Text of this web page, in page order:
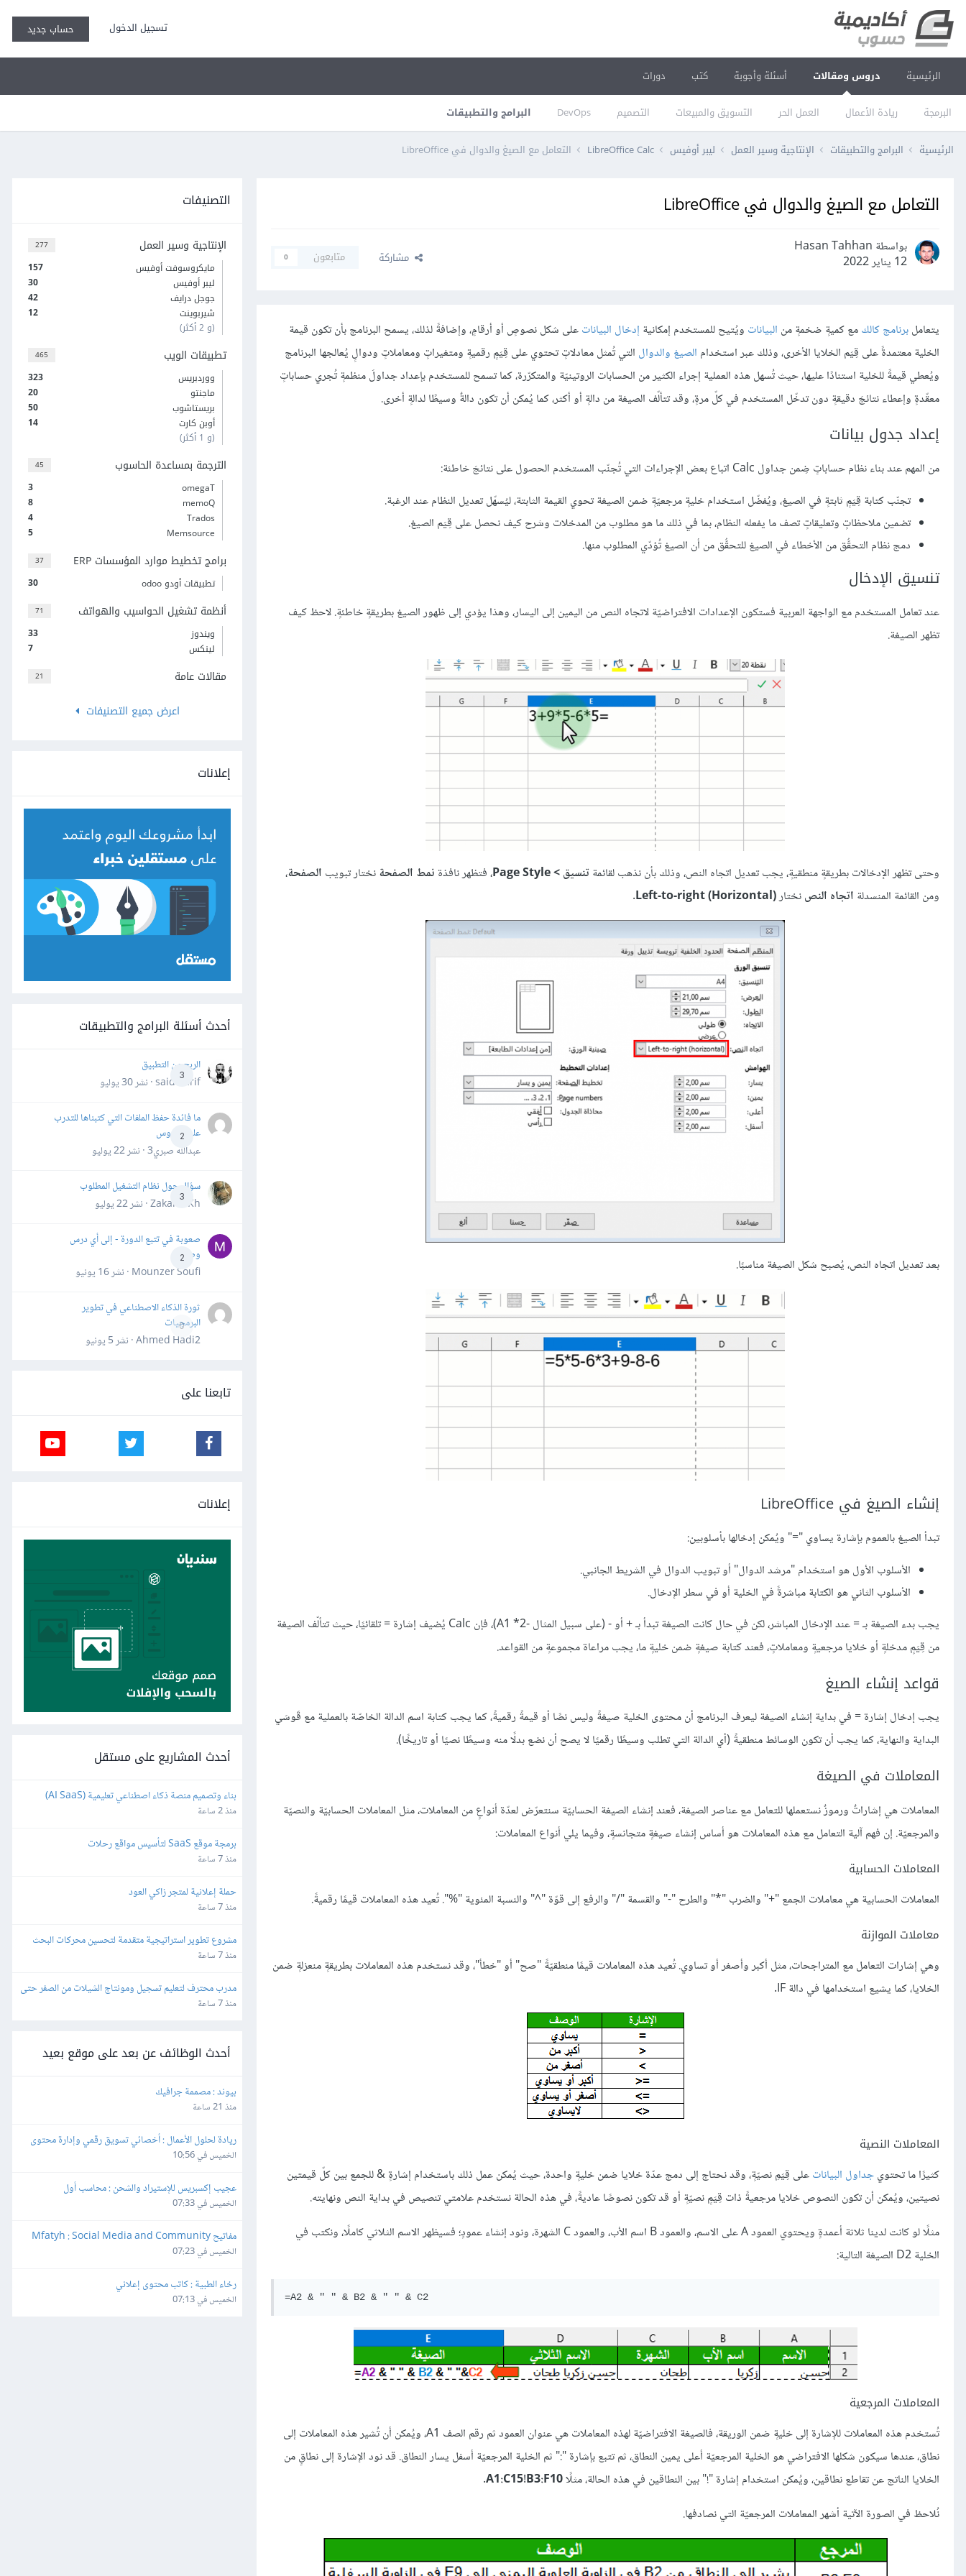
تسجيل الدخول حساب جديد
الرئيسية دروس ومقالات
البرمجة ريادة الأعمال العمل الحر التسويق والمبيعات التصميم DevOps البرامج والتطبيقات
أسئلة وأجوبة كتب دورات
الرئيسية البرامج والتطبيقات الإنتاجية وسير العمل ليبر أوفيس LibreOffice Calc التعامل مع الصيغ والدوال في LibreOffice
التعامل مع الصيغ والدوال في LibreOffice
بواسطة Hasan Tahhan
12 يناير 2022
مشاركة متابعون 0
يتعاملبرنامج كالكمع كميةٍ ضخمةٍ من البيانات ويُتيح للمستخدم إمكانية إدخال البياناتعلى شكل نصوصٍ أو أرقامٍ، وإضافةً لذلك، يسمح البرنامج بأن تكون قيمة
الخلية معتمدةً على قِيَم الخلايا الأخرى، وذلك عبر استخدام الصيغ والدوال التي تُمثل معادلاتٍ تحتوي على قِيَمٍ رقميةٍ ومتغيراتٍ ومعاملاتٍ ودوالٍ يُعالجها البرنامج
ويُعطي قيمةً للخلية استنادًا عليها، حيث تُسهل هذه العملية إجراء الكثير من الحسابات الروتينيّة والمتكرّرة، كما تسمح للمستخدم بإعداد جداولَ منظمةٍ تُجري حساباتٍ
معقّدةٍ وإعطاء نتائجَ دقيقةٍ دون تدخّل المستخدم في كلّ مرةٍ، وقد تتألّف الصيغة من دالةٍ أو أكثر، كما يُمكن أن تكون دالةٌ وسيطًا لدالةٍ أخرى.
إعداد جدول بيانات
من المهم عند بناء نظام حساباتٍ ضِمن جداول Calc اتباع بعض الإجراءات التي تُجنّب المستخدم الحصول على نتائجَ خاطئة:
تجنّب كتابة قِيَمٍ ثابتةٍ في الصيغ، ويُفضّل استخدام خليةٍ مرجعيّةٍ ضمن الصيغة تحوي القيمة الثابتة، ليُسهّل تعديل النظام عند الرغبة.
تضمين ملاحظاتٍ وتعليقاتٍ تصف ما يفعله النظام، بما في ذلك ما هو مطلوب من المدخلات وشرح كيف نحصل على قِيَم الصيغ.
دمج نظام التحقُّق من الأخطاء في الصيغ للتحقُّق من أن الصيغ تُؤدّي المطلوب منها.
تنسيق الإدخال
عند تعامل المستخدم مع الواجهة العربية فستكون الإعدادات الافتراضيّة لاتجاه النص من اليمين إلى اليسار، وهذا يؤدي إلى ظهور الصيغ بطريقةٍ خاطئةٍ. لاحظ كيف
تظهر الصيغة.
وحتى تظهر اﻹدخالات بطريقةٍ منطقيةٍ، يجب تعديل اتجاه النص، وذلك بأن نذهب لقائمة تنسيق > Page Style ، فتظهر نافذة نمط الصفحة نختار تبويب الصفحة،
ومن القائمة المنسدلة اتجاه النصنختارLeft-to-right (Horizontal)
.
بعد تعديل اتجاه النص، يُصبح شكل الصيغة مناسبًا.
إنشاء الصيغ في LibreOffice
تبدأ الصيغ بالعموم بإشارة يساوي "=" ويُمكن إدخالها بأسلوبين:
الأسلوب الأول هو استخدام "مرشد الدوال" أو تبويب الدوال في الشريط الجانبي.
الأسلوب الثاني هو الكتابة مباشرةً في الخلية أو في سطر الإدخال.
يجب بدء الصيغة بـ = عند الإدخال المباشر، لكن في حال كانت الصيغة تبدأ بـ + أو - (على سبيل المثال -2* A1)، فإن Calc يُضيف إشارة = تلقائيًا، حيث تتألّف الصيغة
من قِيَمٍ مدخلةٍ أو خلايا مرجعيةٍ ومعاملاتٍ، فعند كتابة صيغةٍ ضمن خليةٍ ما، يجب مراعاة مجموعةٍ من القواعد.
قواعد إنشاء الصيغ
يجب إدخال إشارة = في بداية إنشاء الصيغة ليعرف البرنامج أن محتوى الخلية صيغةً وليس نصًا أو قيمةً رقميةً، كما يجب كتابة اسم الدالة الخاصّة بالعملية مع قَوسَي
البداية والنهاية، كما يجب أن تكون الوسائط منطقيةً (أي الدالة التي تطلب وسيطًا رقميًا لا يصح أن نضع بدلًا منه وسيطًا نصيًا أو تاريخًا).
المعاملات في الصيغة
المعاملات هي إشاراتٌ ورموزٌ نستعملها للتعامل مع عناصر الصيغة، فعند إنشاء الصيغة الحسابيّة سنتعرّض لعدّة أنواعٍ من المعاملات، مثل المعاملات الحسابيّة والنصيّة
والمرجعيّة. إن فهم آلية التعامل مع هذه المعاملات هو أساس إنشاء صيغةٍ متجانسةٍ، وفيما يلي أنواع المعاملات:
المعاملات الحسابية
المعاملات الحسابية هي معاملات الجمع "+" والضرب "*" والطرح "-" والقسمة "/" والرفع إلى قوّة "^" والنسبة المئوية "%". تُعيد هذه المعاملات قيمًا رقميةً.
معاملات الموازنة
وهي إشارات التعامل مع المتراجحات، مثل أكبر وأصغر أو تساوي. تُعيد هذه المعاملات قيمًا منطقيّةً "صح" أو "خطأ"، وقد نستخدم هذه المعاملات بطريقةٍ منعزلةٍ ضمن
الخلايا، كما يشيع استخدامها في دالة IF.
المعاملات النصية
كثيرًا ما تحتويجداول البياناتعلى قِيَمِ نصيّةٍ، وقد نحتاج إلى دمج عدّة خلايا ضمن خليةٍ واحدة، حيث يُمكن عمل ذلك باستخدام إشارةٍ & للجمع بين كلّ قيمتين
نصيتين، ويُمكن أن تكون النصوص خلايا مرجعيةً ذات قِيَمٍ نصيّةٍ أو قد تكون نصوصًا عاديةً، في هذه الحالة نستخدم علامتي تنصيص في بداية النص ونهايته.
مثلًا لو كانت لدينا ثلاثة أعمدةٍ ويحتوي العمود A على الاسم، والعمود B اسم الأب، والعمود C الشهرة، ونود إنشاء عمودٍ؛ فسيظهر الاسم الثلاثي كاملًا، ونكتب في
الخلية D2 الصيغة التالية:
المعاملات المرجعية
تُستخدم هذه المعاملات للإشارة إلى خليةٍ ضمن الوريقة، فالصيغة الافتراضيّة لهذه المعاملات هي عنوان العمود ثم رقم الصف A1، ويُمكن أن تُشير هذه المعاملات إلى
نطاق، عندها سيكون شكلها الافتراضي هو الخلية المرجعيّة أعلى يمين النطاق، ثم تتبع بإشارة ":" ثم الخلية المرجعيّة أسفل يسار النطاق. قد نود الإشارة إلى نطاقٍ من
الخلايا الناتج عن تقاطع نطاقين، ويُمكن استخدام إشارة "!" بين النطاقين في هذه الحالة، مثلًاA1:C15!B3:F10
.
نُلاحظ في الصورة الآتية أشهر المعاملات المرجعيّة التي نصادفها.
التصنيفات
277 الإنتاجية وسير العمل
157
مايكروسوفت أوفيس
30
ليبر أوفيس
42
جوجل درايف
12
شيربوينت
(و 2 أكثر)
465 تطبيقات الويب
323
ووردبريس
20
ماجنتو
50
بريستاشوب
14
أوبن كارت
(و 1 أكثر)
45 الترجمة بمساعدة الحاسوب
3
omegaT
8
memoQ
4
Trados
5
Memsource
37 برامج تخطيط موارد المؤسسات ERP
30 تطبيقات أودو odoo
71 أنظمة تشغيل الحواسيب والهواتف
33
ويندوز
7
لينكس
21
مقالات عامة
اعرض جميع التصنيفات
إعلانات
أحدث أسئلة البرامج والتطبيقات
3
الربح من التطبيق
said darif · نشر
30 يوليو
2
ما فائدة حفظ الملفات التي كتبناها للتدرب
على الدروس
عبدالله صبري3 · نشر
22 يوليو
3
سؤال حول نظام التشغيل المطلوب
Zakaria Kh · نشر
22 يوليو
2
صعوبة في تتبع الدورة - إلى أي درس
وصلت؟
Mounzer Soufi · نشر
16 يونيو
0
ثورة الذكاء الاصطناعي في تطوير
البرمجيات
Ahmed Hadi2 · نشر
5 يونيو
تابعنا على
إعلانات
أحدث المشاريع على مستقل
للمعلمين باستخدام Bubble.io
منذ 2 ساعة
برمجة موقع SaaS لتأسيس مواقع رحلات
منذ 7 ساعة
حملة إعلانية لمتجر زاكي العود
منذ 7 ساعة
(SEO) والفهرسة (Indexing)منذ 7 ساعة
الاحتراف
منذ 7 ساعة
أحدث الوظائف عن بعد على موقع بعيد
بيوند : مصممة جرافيك
منذ 21 ساعة
ريادة لحلول الأعمال : أخصائي تسويق رقمي وإدارة محتوى
الخميس في 10:56
عجيب إكسبريس للإستيراد والشحن : محاسب أول
الخميس في 07:33
Manager
الخميس في 07:23
رخاء الطبية : كاتب محتوى إعلاني
الخميس في 07:13